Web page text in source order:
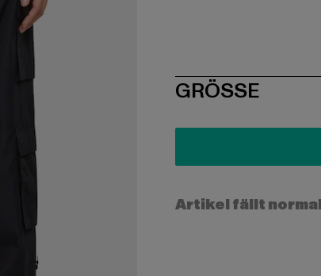
SIZE
GRÖSSE
Artikel fällt